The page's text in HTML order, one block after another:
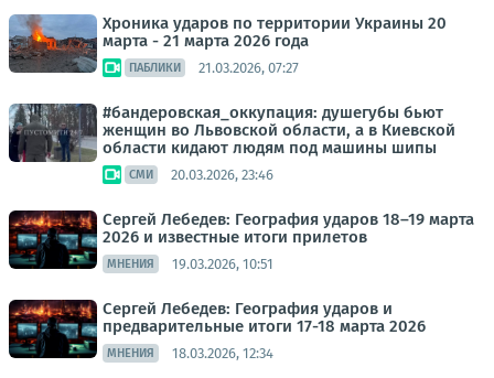
Хроника ударов по территории Украины 20
марта - 21 марта 2026 года
ПАБЛИКИ 21.03.2026, 07:27
#бандеровская_оккупация: душегубы бьют
женщин во Львовской области, а в Киевской
области кидают людям под машины шипы
СМИ 20.03.2026, 23:46
Сергей Лебедев: География ударов 18–19 марта
2026 и известные итоги прилетов
МНЕНИЯ 19.03.2026, 10:51
Сергей Лебедев: География ударов и
предварительные итоги 17-18 марта 2026
МНЕНИЯ 18.03.2026, 12:34